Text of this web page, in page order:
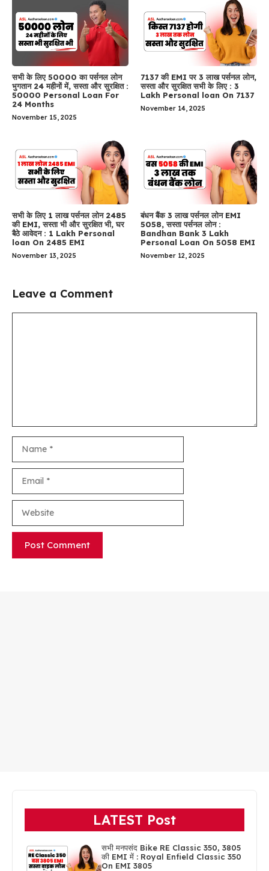
सभी के लिए 50000 का पर्सनल लोन
भुगतान 24 महीनों में, सस्ता और सुरक्षित :
50000 Personal Loan For
24 Months
November 15, 2025
7137 की EMI पर 3 लाख पर्सनल लोन,
सस्ता और सुरक्षित सभी के लिए : 3
Lakh Personal loan On 7137
November 14, 2025
सभी के लिए 1 लाख पर्सनल लोन 2485
की EMI, सस्ता भी और सुरक्षित भी, घर
बैठे आवेदन : 1 Lakh Personal
loan On 2485 EMI
November 13, 2025
बंधन बैंक 3 लाख पर्सनल लोन EMI
5058, सस्ता पर्सनल लोन :
Bandhan Bank 3 Lakh
Personal Loan On 5058 EMI
November 12, 2025
Leave a Comment
LATEST Post
सभी मनपसंद Bike RE Classic 350, 3805
की EMI में : Royal Enfield Classic 350
On EMI 3805